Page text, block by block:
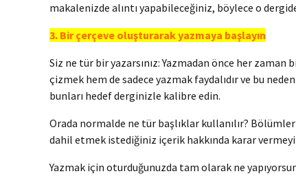
makalenizde alıntı yapabileceğiniz, böylece o
3. Bir çerçeve oluşturarak yazmaya başlayın
Siz ne tür bir yazarsınız: Yazmadan önce her zaman
çizmek hem de sadece yazmak faydalıdır ve bu
bunları hedef derginizle kalibre edin.
Orada normalde ne tür başlıklar kullanılır?
dahil etmek istediğiniz içerik hakkında karar
Yazmak için oturduğunuzda tam olarak ne